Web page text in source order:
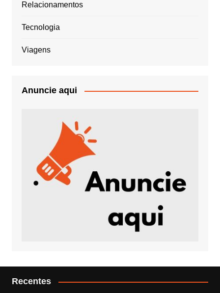
Relacionamentos
Tecnologia
Viagens
Anuncie aqui
Recentes